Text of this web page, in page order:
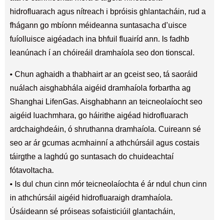
hidrofluarach agus nítreach i bpróisis ghlantacháin, rud a
fhágann go mbíonn méideanna suntasacha d’uisce
fuíolluisce aigéadach ina bhfuil fluairíd ann. Is fadhb
leanúnach í an chóireáil dramhaíola seo don tionscal.
• Chun aghaidh a thabhairt ar an gceist seo, tá saoráid
nuálach aisghabhála aigéid dramhaíola forbartha ag
Shanghai LifenGas. Aisghabhann an teicneolaíocht seo
aigéid luachmhara, go háirithe aigéad hidrofluarach
ardchaighdeáin, ó shruthanna dramhaíola. Cuireann sé
seo ar ár gcumas acmhainní a athchúrsáil agus costais
táirgthe a laghdú go suntasach do chuideachtaí
fótavoltacha.
• Is dul chun cinn mór teicneolaíochta é ár ndul chun cinn
in athchúrsáil aigéid hidrofluaraigh dramhaíola.
Úsáideann sé próiseas sofaisticiúil glantacháin,